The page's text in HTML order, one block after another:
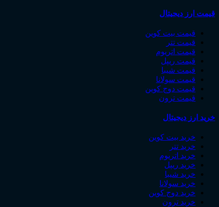
قیمت ارز دیجیتال
قیمت بیت ‌کوین
قیمت تتر
قیمت اتریوم
قیمت ریپل
قیمت شیبا
قیمت سولانا
قیمت دوج کوین
قیمت ترون
خرید ارز دیجیتال
خرید بیت ‌کوین
خرید تتر
خرید اتریوم
خرید ریپل
خرید شیبا
خرید سولانا
خرید دوج کوین
خرید ترون